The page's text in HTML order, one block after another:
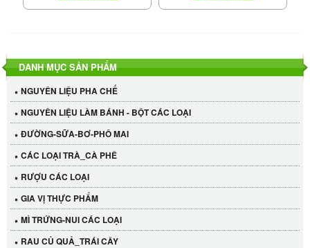
DANH MỤC SẢN PHẨM
NGUYÊN LIỆU PHA CHẾ
NGUYÊN LIỆU LÀM BÁNH - BỘT CÁC LOẠI
ĐƯỜNG-SỮA-BƠ-PHÔ MAI
CÁC LOẠI TRÀ_CÀ PHÊ
RƯỢU CÁC LOẠI
GIA VỊ THỰC PHẨM
MÌ TRỨNG-NUI CÁC LOẠI
RAU CỦ QUẢ_TRÁI CÂY